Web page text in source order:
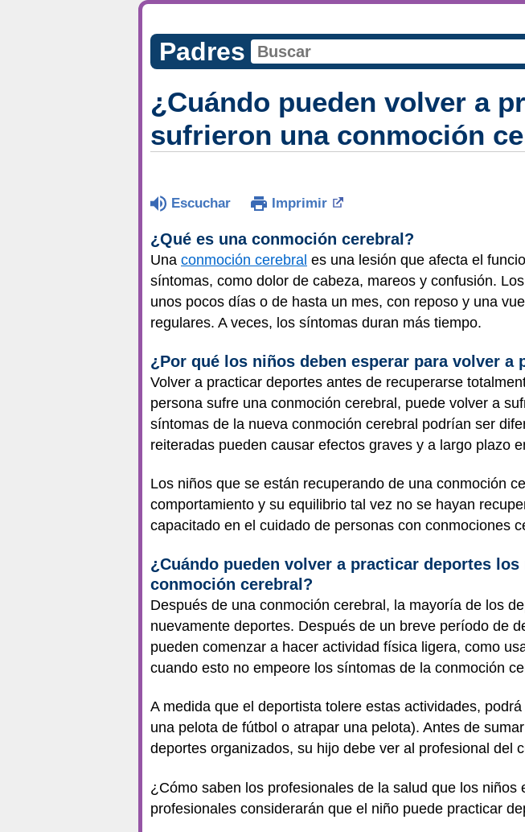
Padres
¿Cuándo pueden volver a
sufrieron una conmoción
Escuchar Imprimir
¿Qué es una conmoción cerebral?
Una conmoción cerebral es una lesión que afecta el
síntomas, como dolor de cabeza, mareos y confusión.
unos pocos días o de hasta un mes, con reposo y una
regulares. A veces, los síntomas duran más tiempo.
¿Por qué los niños deben esperar para volver a
Volver a practicar deportes antes de recuperarse
persona sufre una conmoción cerebral, puede volver a
síntomas de la nueva conmoción cerebral podrían ser
reiteradas pueden causar efectos graves y a largo plazo
Los niños que se están recuperando de una conmoción
comportamiento y su equilibrio tal vez no se hayan
capacitado en el cuidado de personas con conmociones
¿Cuándo pueden volver a practicar deportes
conmoción cerebral?
Después de una conmoción cerebral, la mayoría de los
nuevamente deportes. Después de un breve período de
pueden comenzar a hacer actividad física ligera, como
cuando esto no empeore los síntomas de la conmoción
A medida que el deportista tolere estas actividades,
una pelota de fútbol o atrapar una pelota). Antes de
deportes organizados, su hijo debe ver al profesional del
¿Cómo saben los profesionales de la salud que los
profesionales considerarán que el niño puede practicar